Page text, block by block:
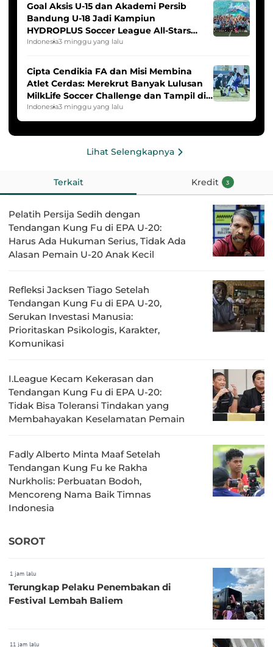
Goal Aksis U-15 dan Akademi Persib
Bandung U-18 Jadi Kampiun
HYDROPLUS Soccer League All-Stars
2025/2026
Indonesia3 minggu yang lalu
Cipta Cendikia FA dan Misi Membina
Atlet Cerdas: Merekrut Banyak Lulusan
MilkLife Soccer Challenge dan Tampil di
HYDROPLUS Soccer League
Indonesia3 minggu yang lalu
Lihat Selengkapnya
Terkait Kredit 3
Pelatih Persija Sedih dengan
Tendangan Kung Fu di EPA U-20:
Harus Ada Hukuman Serius, Tidak Ada
Alasan Pemain U-20 Anak Kecil
Refleksi Jacksen Tiago Setelah
Tendangan Kung Fu di EPA U-20,
Serukan Investasi Manusia:
Prioritaskan Psikologis, Karakter,
Komunikasi
I.League Kecam Kekerasan dan
Tendangan Kung Fu di EPA U-20:
Tidak Bisa Toleransi Tindakan yang
Membahayakan Keselamatan Pemain
Fadly Alberto Minta Maaf Setelah
Tendangan Kung Fu ke Rakha
Nurkholis: Perbuatan Bodoh,
Mencoreng Nama Baik Timnas
Indonesia
SOROT
1 jam lalu
Terungkap Pelaku Penembakan di
Festival Lembah Baliem
11 jam lalu